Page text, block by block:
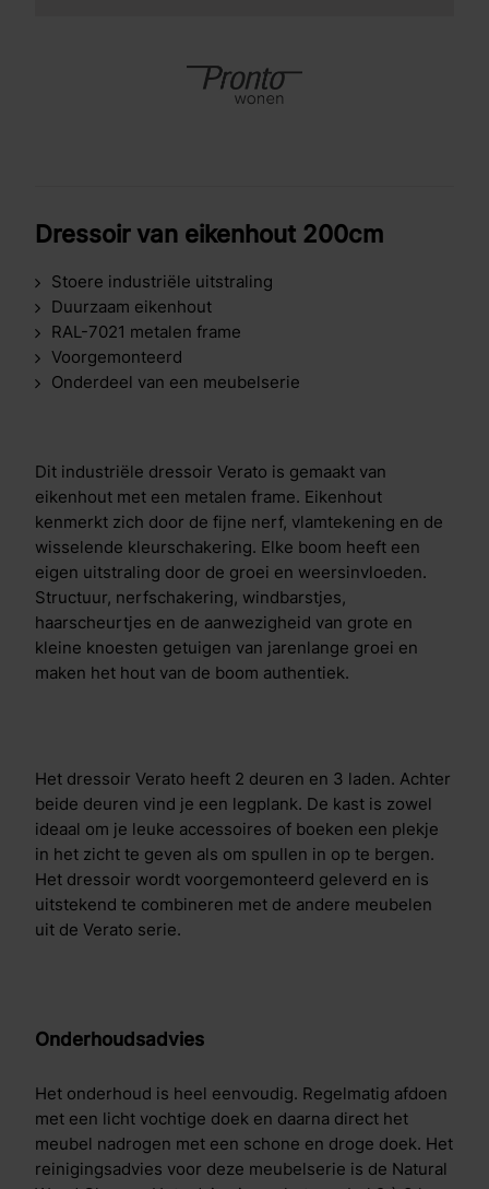
Dressoir van eikenhout 200cm
Stoere industriële uitstraling
Duurzaam eikenhout
RAL-7021 metalen frame
Voorgemonteerd
Onderdeel van een meubelserie
Dit industriële dressoir Verato is gemaakt van
eikenhout met een metalen frame. Eikenhout
kenmerkt zich door de fijne nerf, vlamtekening en de
wisselende kleurschakering. Elke boom heeft een
eigen uitstraling door de groei en weersinvloeden.
Structuur, nerfschakering, windbarstjes,
haarscheurtjes en de aanwezigheid van grote en
kleine knoesten getuigen van jarenlange groei en
maken het hout van de boom authentiek.
Het dressoir Verato heeft 2 deuren en 3 laden. Achter
beide deuren vind je een legplank. De kast is zowel
ideaal om je leuke accessoires of boeken een plekje
in het zicht te geven als om spullen in op te bergen.
Het dressoir wordt voorgemonteerd geleverd en is
uitstekend te combineren met de andere meubelen
uit de Verato serie.
Onderhoudsadvies
Het onderhoud is heel eenvoudig. Regelmatig afdoen
met een licht vochtige doek en daarna direct het
meubel nadrogen met een schone en droge doek. Het
reinigingsadvies voor deze meubelserie is de Natural